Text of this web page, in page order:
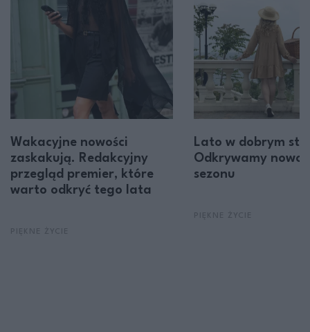
Wakacyjne nowości
zaskakują. Redakcyjny
przegląd premier, które
warto odkryć tego lata
Lato w dobrym
Odkrywamy
sezonu